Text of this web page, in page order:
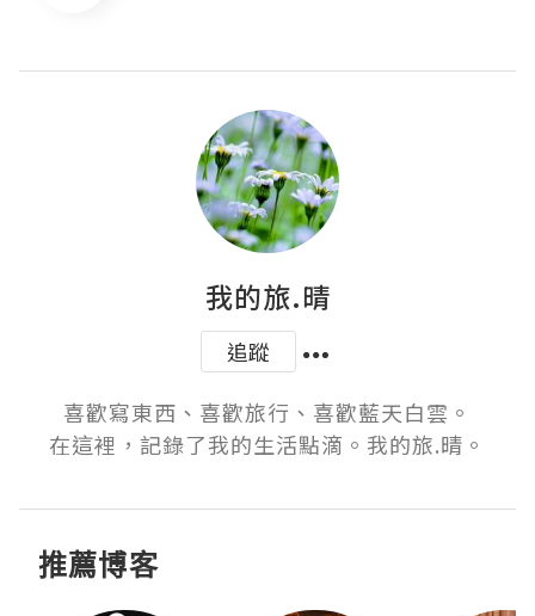
我的旅.晴
追蹤
喜歡寫東西、喜歡旅行、喜歡藍天白雲。
在這裡，記錄了我的生活點滴。我的旅.晴。
推薦博客